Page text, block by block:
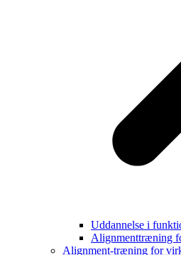
Uddannelse i
Alignmenttræning
Alignment-træning for